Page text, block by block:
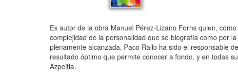
Es autor de la obra Manuel Pérez-Lizano Forns quien,
complejidad de la personalidad que se biografía como por
plenamente alcanzada. Paco Rallo ha sido el responsable
resultado óptimo que permite conocer a fondo, y en todas
Azpeitia.